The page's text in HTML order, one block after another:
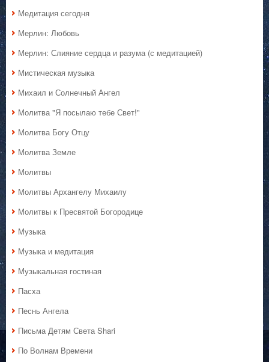
Медитация сегодня
Мерлин: Любовь
Мерлин: Слияние сердца и разума (с медитацией)
Мистическая музыка
Михаил и Солнечный Ангел
Молитва "Я посылаю тебе Свет!"
Молитва Богу Отцу
Молитва Земле
Молитвы
Молитвы Архангелу Михаилу
Молитвы к Пресвятой Богородице
Музыка
Музыка и медитация
Музыкальная гостиная
Пасха
Песнь Ангела
Письма Детям Света Shari
По Волнам Времени